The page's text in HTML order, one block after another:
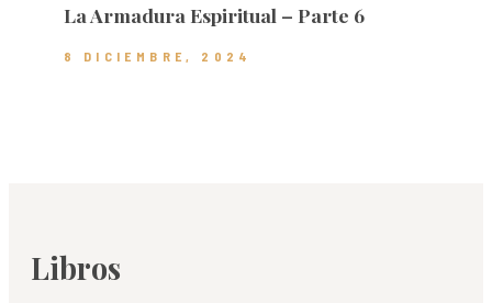
La Armadura Espiritual – Parte 6
8 DICIEMBRE, 2024
Libros